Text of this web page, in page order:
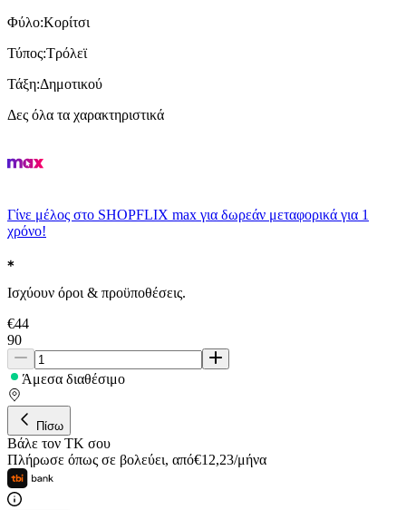
Φύλο:Κορίτσι
Τύπος:Τρόλεϊ
Τάξη:Δημοτικού
Δες όλα τα χαρακτηριστικά
Γίνε μέλος στο SHOPFLIX max για δωρεάν μεταφορικά για 1
χρόνο!
Ισχύουν όροι & προϋποθέσεις.
€44
90
Άμεσα διαθέσιμο
Πίσω
Βάλε τον ΤΚ σου
Πλήρωσε όπως σε βολεύει, από€12,23/μήνα